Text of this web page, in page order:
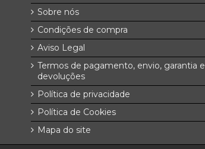
Sobre nós
Condições de compra
Aviso Legal
Termos de pagamento, envio, garantia e
devoluções
Política de privacidade
Política de Cookies
Mapa do site